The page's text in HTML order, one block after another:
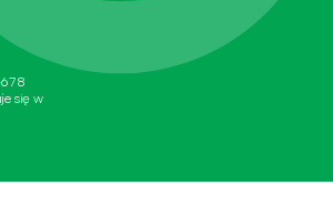
678
się w